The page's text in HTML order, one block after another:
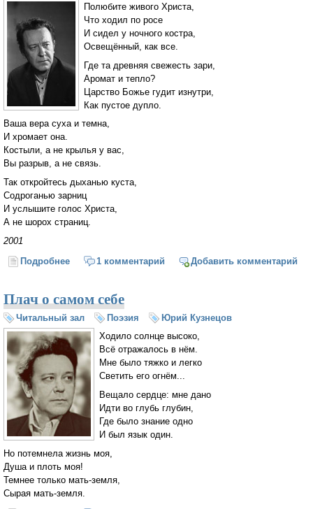
Полюбите живого Христа,
Что ходил по росе
И сидел у ночного костра,
Освещённый, как все.
Где та древняя свежесть зари,
Аромат и тепло?
Царство Божье гудит изнутри,
Как пустое дупло.
Ваша вера суха и темна,
И хромает она.
Костыли, а не крылья у вас,
Вы разрыв, а не связь.
Так откройтесь дыханью куста,
Содроганью зарниц
И услышите голос Христа,
А не шорох страниц.
2001
Подробнее о Полюбите живого Христа (Юрий Кузнецов)
1 комментарий Добавить комментарий
Плач о самом себе
Читальный зал Поэзия
Юрий Кузнецов
Ходило солнце высоко,
Всё отражалось в нём.
Мне было тяжко и легко
Светить его огнём...
Вещало сердце: мне дано
Идти во глубь глубин,
Где было знание одно
И был язык один.
Но потемнела жизнь моя,
Душа и плоть моя!
Темнее только мать-земля,
Сырая мать-земля.